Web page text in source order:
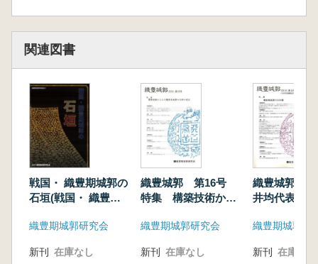
関連図書
戦国・ 織豊期城郭の
石垣(戦国・ 織豊期
集成)
織豊期城郭研究会
新刊 在庫なし
織豊城郭 第16号
特集 構築技術から
垣の成立
織豊期城郭研究会
新刊 在庫なし
織豊城郭 第
井均代表還
郭の石切場
織豊期城郭研
新刊 在庫なし